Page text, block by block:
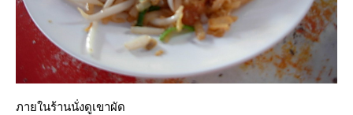
ภายในร้านนั่งดูเขาผัด